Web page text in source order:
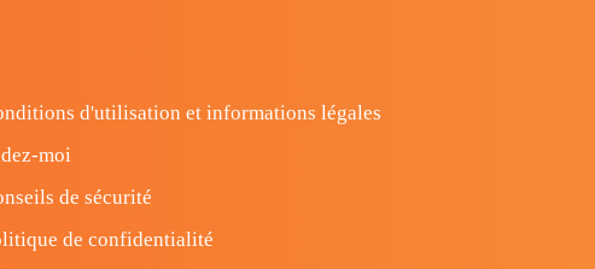
d'utilisation et informations légales
moi
de sécurité
de confidentialité